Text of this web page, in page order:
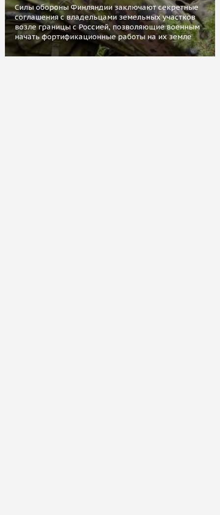
Силы обороны Финляндии заключают секретные
соглашения с владельцами земельных участков
возле границы с Россией, позволяющие военным
начать фортификационные работы на их земле